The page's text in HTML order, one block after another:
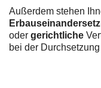
Außerdem stehen
oder gerichtliche
bei der